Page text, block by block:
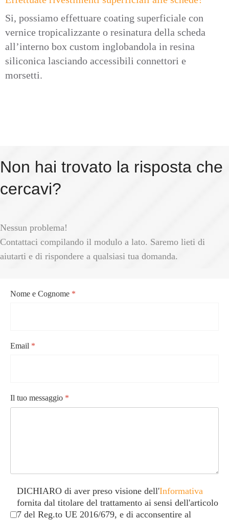
Si, possiamo effettuare coating superficiale con
vernice tropicalizzante o resinatura della scheda
all’interno box custom inglobandola in resina
siliconica lasciando accessibili connettori e
morsetti.
Non hai trovato la risposta che
cercavi?
Nessun problema!
Contattaci compilando il modulo a lato. Saremo lieti di
aiutarti e di rispondere a qualsiasi tua domanda.
Nome e Cognome *
Email *
Il tuo messaggio *
Caselle di controllo*
DICHIARO di aver preso visione dell'Informativa
fornita dal titolare del trattamento ai sensi dell'articolo
7 del Reg.to UE 2016/679, e di acconsentire al